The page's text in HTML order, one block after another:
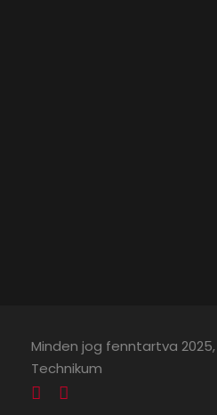
Minden jog fenntartva 2025,
Technikum